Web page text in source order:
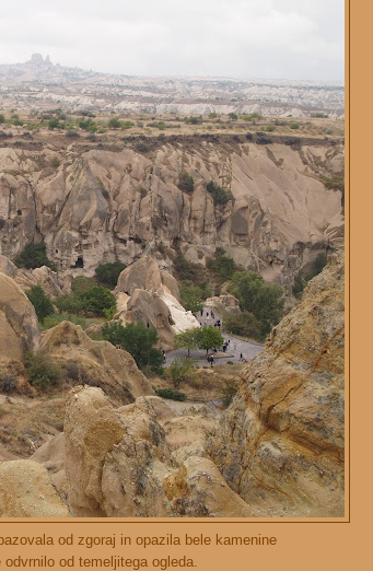
od zgoraj in opazila bele kamenine
od temeljitega ogleda.